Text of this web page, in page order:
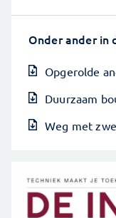
Onder ander in
Opgerolde
Duurzaam
Weg met